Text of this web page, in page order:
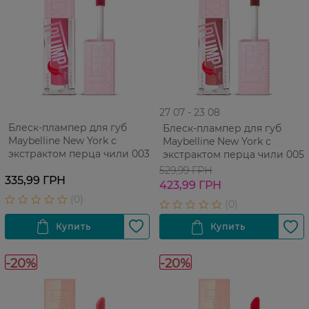
Блеск-плампер для губ
Maybelline New York с
экстрактом перца чили 003
335,99 ГРН
27 07 - 23 08
Блеск-плампер для губ
Maybelline New York с
экстрактом перца чили 005
529,99 ГРН
423,99 ГРН
-20% -20%